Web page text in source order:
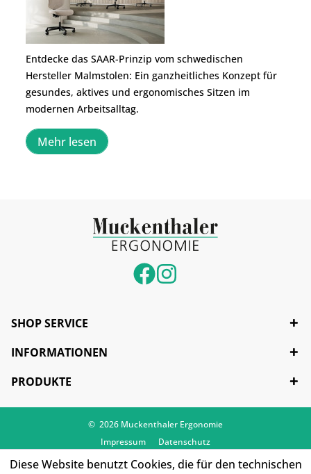
Entdecke das SAAR-Prinzip vom schwedischen
Hersteller Malmstolen: Ein ganzheitliches Konzept für
gesundes, aktives und ergonomisches Sitzen im
modernen Arbeitsalltag.
Mehr lesen
SHOP SERVICE
INFORMATIONEN
PRODUKTE
© 2026 Muckenthaler Ergonomie
Impressum
Datenschutz
Diese Website benutzt Cookies, die für den technischen